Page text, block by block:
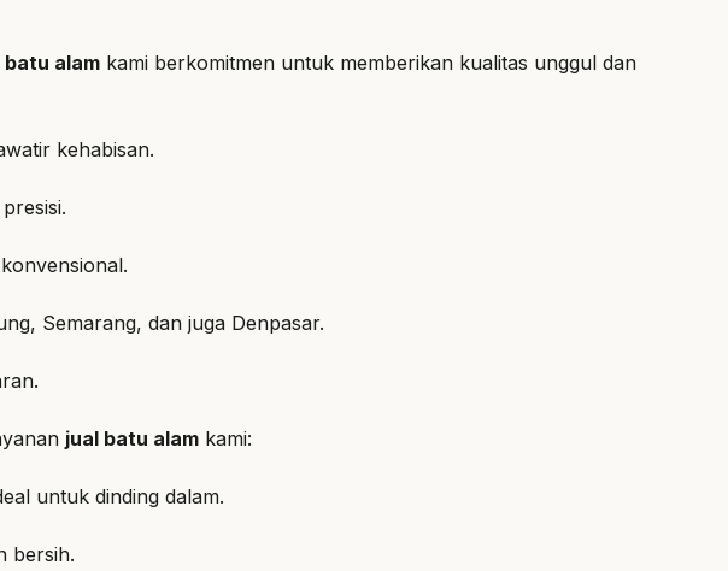
batu alam kami berkomitmen untuk memberikan kualitas unggul dan
kehabisan.
Semarang, dan juga Denpasar.
jual batu alam kami:
untuk dinding dalam.
bersih.